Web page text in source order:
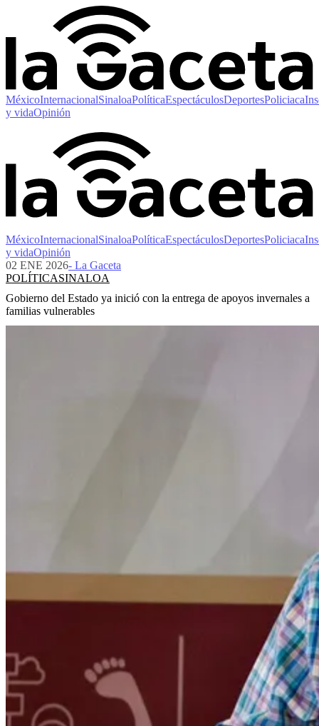
MéxicoInternacionalSinaloaPolíticaEspectáculosDeportesPoliciaca
y vidaOpinión
MéxicoInternacionalSinaloaPolíticaEspectáculosDeportesPoliciaca
y vidaOpinión
02 ENE 2026- La Gaceta
POLÍTICASINALOA
Gobierno del Estado ya inició con la entrega de apoyos invernales a
familias vulnerables